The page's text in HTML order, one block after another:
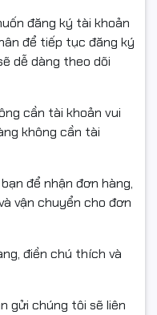
bao lụa, quả đào,
hoạt động bền hơn.
còn nguyên băng
(để làm bằng
thiếu hàng, hoặc linh
cong/gãy, không
đăng ký tài khoản
để tiếp tục đăng ký
dễ dàng theo dõi
cần tài khoản vui
không cần tài
để nhận đơn hàng,
vận chuyển cho đơn
điền chú thích và
gửi chúng tôi sẽ liên